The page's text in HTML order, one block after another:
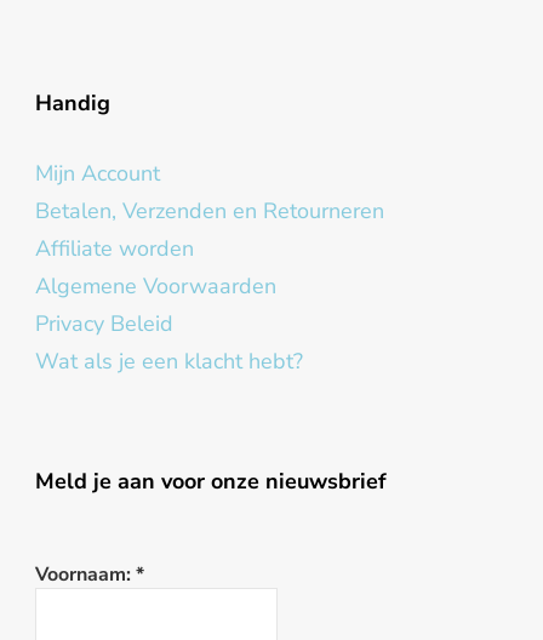
Handig
Mijn Account
Betalen, Verzenden en Retourneren
Affiliate worden
Algemene Voorwaarden
Privacy Beleid
Wat als je een klacht hebt?
Meld je aan voor onze nieuwsbrief
Voornaam: *